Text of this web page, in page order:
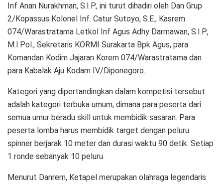
Inf Anan Nurakhman, S.I.P., ini turut dihadiri oleh Dan Grup
2/Kopassus Kolonel Inf. Catur Sutoyo, S.E., Kasrem
074/Warastratama Letkol Inf Agus Adhy Darmawan, S.I.P.,
M.I.Pol., Sekretaris KORMI Surakarta Bpk Agus, para
Komandan Kodim Jajaran Korem 074/Warastratama dan
para Kabalak Aju Kodam IV/Diponegoro.
Kategori yang dipertandingkan dalam kompetisi tersebut
adalah kategori terbuka umum, dimana para peserta dari
semua umur beradu skill untuk membidik sasaran. Para
peserta lomba harus membidik target dengan peluru
spinner berjarak 10 meter dan durasi waktu 90 detik. Setiap
1 ronde sebanyak 10 peluru.
Menurut Danrem, Ketapel merupakan olahraga legendaris